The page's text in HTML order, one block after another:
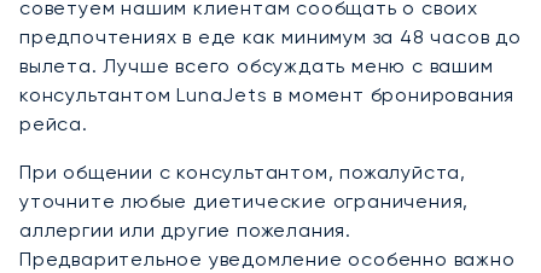
советуем нашим клиентам сообщать о своих
предпочтениях в еде как минимум за 48 часов до
вылета. Лучше всего обсуждать меню с вашим
консультантом LunaJets в момент бронирования
рейса.
При общении с консультантом, пожалуйста,
уточните любые диетические ограничения,
аллергии или другие пожелания.
Предварительное уведомление особенно важно